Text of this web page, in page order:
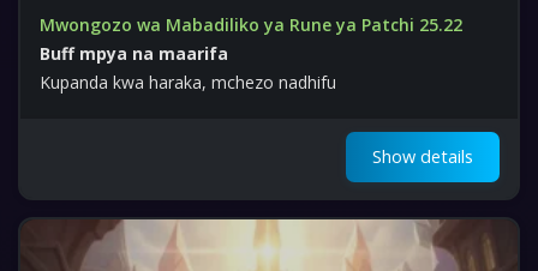
Mwongozo wa Mabadiliko ya Rune ya Patchi 25.22
Buff mpya na maarifa
Kupanda kwa haraka, mchezo nadhifu
Show details